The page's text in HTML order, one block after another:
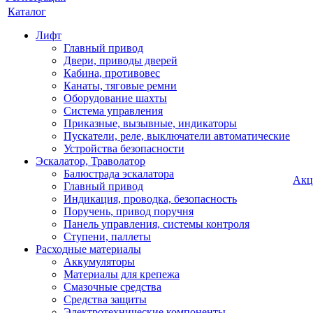
Каталог
Лифт
Главный привод
Двери, приводы дверей
Кабина, противовес
Канаты, тяговые ремни
Оборудование шахты
Система управления
Приказные, вызывные, индикаторы
Пускатели, реле, выключатели автоматические
Устройства безопасности
Эскалатор, Траволатор
Балюстрада эскалатора
Главный привод
Индикация, проводка, безопасность
Поручень, привод поручня
Панель управления, системы контроля
Ступени, паллеты
Расходные материалы
Аккумуляторы
Материалы для крепежа
Смазочные средства
Средства защиты